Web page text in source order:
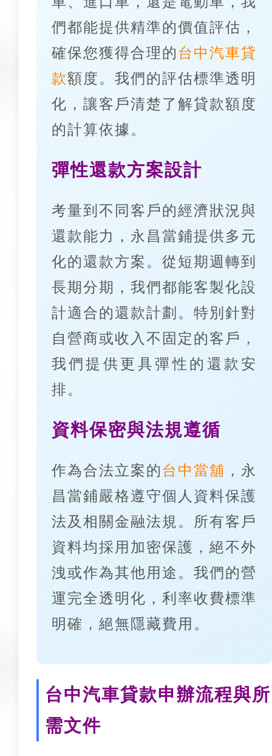
們都能提供精準的價值評估，
確保您獲得合理的 台中汽車貸
款額度。我們的評估標準透明
化，讓客戶清楚了解貸款額度
的計算依據。
彈性還款方案設計
考量到不同客戶的經濟狀況與
還款能力，永昌當鋪提供多元
化的還款方案。從短期週轉到
長期分期，我們都能客製化設
計適合的還款計劃。特別針對
自營商或收入不固定的客戶，
我們提供更具彈性的還款安
排。
資料保密與法規遵循
作為合法立案的 台中當舖 ，永
昌當鋪嚴格遵守個人資料保護
法及相關金融法規。所有客戶
資料均採用加密保護，絕不外
洩或作為其他用途。我們的營
運完全透明化，利率收費標準
明確，絕無隱藏費用。
台中汽車貸款申辦流程與所
需文件